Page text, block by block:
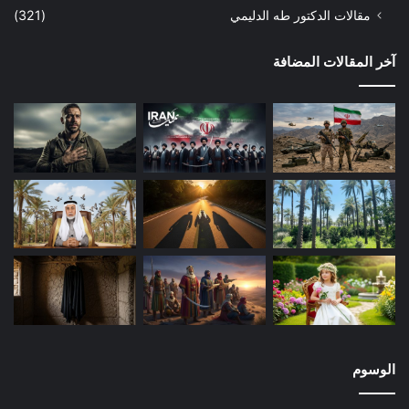
مقالات الدكتور طه الدليمي
(321)
آخر المقالات المضافة
الوسوم